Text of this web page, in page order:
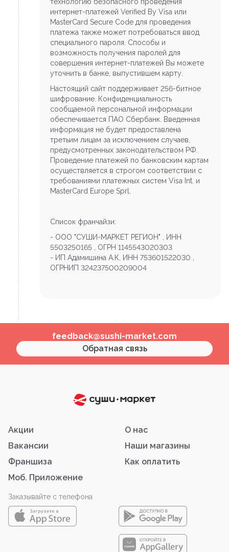
интернет-платежей Verified By Visa или
MasterCard Secure Code для проведения
платежа также может потребоваться ввод
специального пароля. Способы и
возможность получения паролей для
совершения интернет-платежей Вы можете
уточнить в банке, выпустившем карту.
Настоящий сайт поддерживает 256-битное
шифрование. Конфиденциальность
сообщаемой персональной информации
обеспечивается ПАО Сбербанк. Введенная
информация не будет предоставлена
третьим лицам за исключением случаев,
предусмотренных законодательством РФ.
Проведение платежей по банковским картам
осуществляется в строгом соответствии с
требованиями платежных систем Visa Int. и
MasterCard Europe Sprl.
Список франчайзи:
- ООО "СУШИ-МАРКЕТ РЕГИОН" , ИНН
5503250165 , ОГРН 1145543020303
- ИП Адамишина А.К, ИНН 753601522030 ,
ОГРНИП 324237500209004
feedback@sushi-market.com
Обратная связь
Акции
О нас
Вакансии
Наши магазины
Франшиза
Как оплатить
Моб. Приложение
Заказывайте с телефона